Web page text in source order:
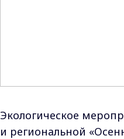
Экологическое
и региональной